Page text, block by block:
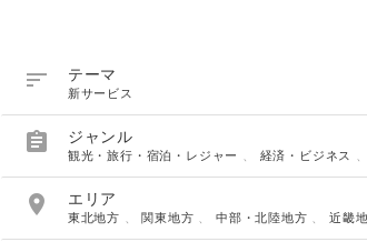
 テーマ
新サービス
 ジャンル
観光・旅行・宿泊・レジャー 経済・ビジネス
 エリア
東北地方 関東地方 、中部・北陸地方 、近畿